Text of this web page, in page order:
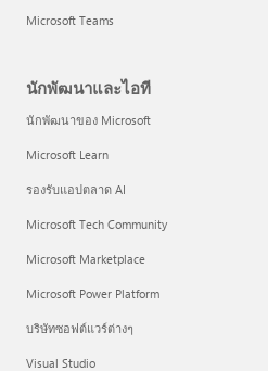
Microsoft Teams
นักพัฒนาและไอที
นักพัฒนาของ Microsoft
Microsoft Learn
รองรับแอปตลาด AI
Microsoft Tech Community
Microsoft Marketplace
Microsoft Power Platform
บริษัทซอฟต์แวร์ต่างๆ
Visual Studio